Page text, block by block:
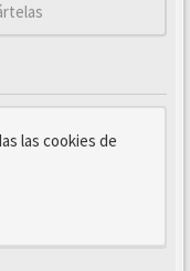
las cookies de